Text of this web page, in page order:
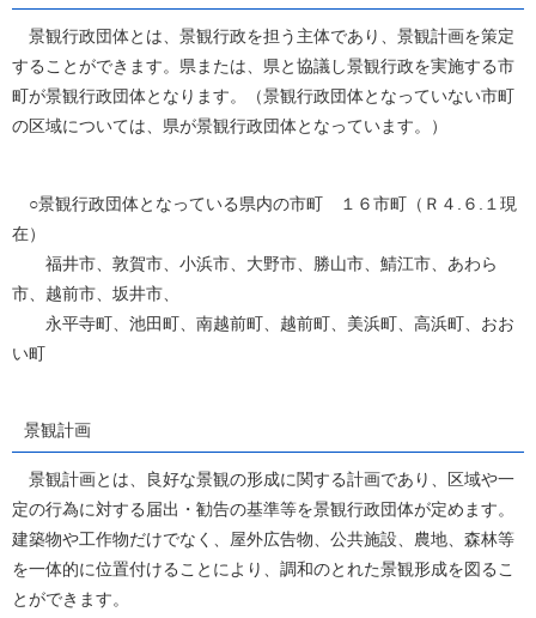
景観行政団体とは、景観行政を担う主体であり、景観計画を策定
することができます。県または、県と協議し景観行政を実施する市
町が景観行政団体となります。（景観行政団体となっていない市町
の区域については、県が景観行政団体となっています。）
○景観行政団体となっている県内の市町 １６市町（Ｒ４.６.１現
在）
福井市、敦賀市、小浜市、大野市、勝山市、鯖江市、あわら
市、越前市、坂井市、
永平寺町、池田町、南越前町、越前町、美浜町、高浜町、おお
い町
景観計画
景観計画とは、良好な景観の形成に関する計画であり、区域や一
定の行為に対する届出・勧告の基準等を景観行政団体が定めます。
建築物や工作物だけでなく、屋外広告物、公共施設、農地、森林等
を一体的に位置付けることにより、調和のとれた景観形成を図るこ
とができます。